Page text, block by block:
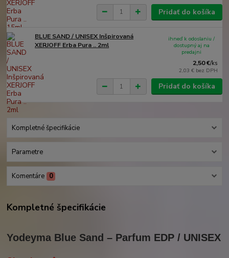
Pridať do košíka
BLUE SAND / UNISEX Inšpirovaná
XERJOFF Erba Pura .. 2ml
2,50 €/ks
2,03 € bez DPH
ihneď k odoslaniu /
dostupný aj na
predajni
Pridať do košíka
Kompletné špecifikácie
Parametre
Komentáre 0
Kompletné špecifikácie
Yodeyma Blue Sand – Parfum EDP / UNISEX